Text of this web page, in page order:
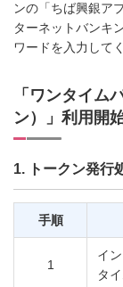
ンの「ちば興銀ア
ターネットバンキ
ワードを入力して
「ワンタイム
ン）」利用開
1. トークン発行
手順
1
イ
タ